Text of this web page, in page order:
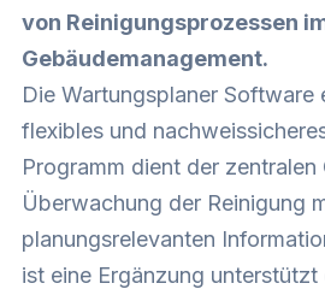
von Reinigungsprozessen
Gebäudemanagement.
Die Wartungsplaner Software
flexibles und
Programm dient der zentralen
Überwachung der Reinigung
planungsrelevanten
ist eine Ergänzung